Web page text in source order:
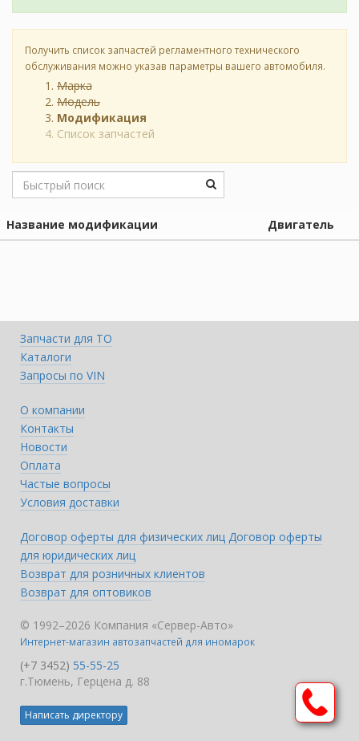
Получить список запчастей регламентного технического
обслуживания можно указав параметры вашего автомобиля.
Марка
Модель
Модификация
Список запчастей
Название модификации Двигатель
Запчасти для ТО
Каталоги
Запросы по VIN
О компании
Контакты
Новости
Оплата
Частые вопросы
Условия доставки
Договор оферты для физических лиц Договор оферты
для юридических лиц
Возврат для розничных клиентов
Возврат для оптовиков
© 1992–2026 Компания «Сервер-Авто»
Интернет-магазин автозапчастей для иномарок
(+7 3452) 55-55-25
г.Тюмень, Герцена д. 88
Написать директору